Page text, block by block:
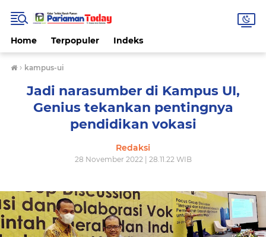
Home Terpopuler Indeks
› kampus-ui
Jadi narasumber di Kampus UI,
Genius tekankan pentingnya
pendidikan vokasi
Redaksi
28 November 2022 | 28.11.22 WIB